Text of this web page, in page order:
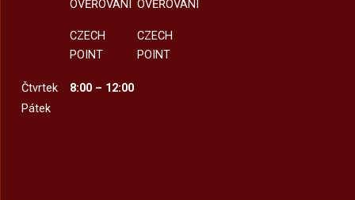
OVĚŘOVÁNÍ
CZECH
POINT
OVĚŘOVÁNÍ
CZECH
POINT
Čtvrtek
8:00 – 12:00
Pátek